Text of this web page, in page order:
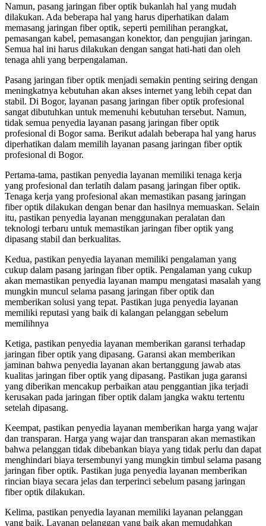
Namun, pasang jaringan fiber optik bukanlah hal yang mudah
dilakukan. Ada beberapa hal yang harus diperhatikan dalam
memasang jaringan fiber optik, seperti pemilihan perangkat,
pemasangan kabel, pemasangan konektor, dan pengujian jaringan.
Semua hal ini harus dilakukan dengan sangat hati-hati dan oleh
tenaga ahli yang berpengalaman.
Pasang jaringan fiber optik menjadi semakin penting seiring dengan
meningkatnya kebutuhan akan akses internet yang lebih cepat dan
stabil. Di Bogor, layanan pasang jaringan fiber optik profesional
sangat dibutuhkan untuk memenuhi kebutuhan tersebut. Namun,
tidak semua penyedia layanan pasang jaringan fiber optik
profesional di Bogor sama. Berikut adalah beberapa hal yang harus
diperhatikan dalam memilih layanan pasang jaringan fiber optik
profesional di Bogor.
Pertama-tama, pastikan penyedia layanan memiliki tenaga kerja
yang profesional dan terlatih dalam pasang jaringan fiber optik.
Tenaga kerja yang profesional akan memastikan pasang jaringan
fiber optik dilakukan dengan benar dan hasilnya memuaskan. Selain
itu, pastikan penyedia layanan menggunakan peralatan dan
teknologi terbaru untuk memastikan jaringan fiber optik yang
dipasang stabil dan berkualitas.
Kedua, pastikan penyedia layanan memiliki pengalaman yang
cukup dalam pasang jaringan fiber optik. Pengalaman yang cukup
akan memastikan penyedia layanan mampu mengatasi masalah yang
mungkin muncul selama pasang jaringan fiber optik dan
memberikan solusi yang tepat. Pastikan juga penyedia layanan
memiliki reputasi yang baik di kalangan pelanggan sebelum
memilihnya
Ketiga, pastikan penyedia layanan memberikan garansi terhadap
jaringan fiber optik yang dipasang. Garansi akan memberikan
jaminan bahwa penyedia layanan akan bertanggung jawab atas
kualitas jaringan fiber optik yang dipasang. Pastikan juga garansi
yang diberikan mencakup perbaikan atau penggantian jika terjadi
kerusakan pada jaringan fiber optik dalam jangka waktu tertentu
setelah dipasang.
Keempat, pastikan penyedia layanan memberikan harga yang wajar
dan transparan. Harga yang wajar dan transparan akan memastikan
bahwa pelanggan tidak dibebankan biaya yang tidak perlu dan dapat
menghindari biaya tersembunyi yang mungkin timbul selama pasang
jaringan fiber optik. Pastikan juga penyedia layanan memberikan
rincian biaya secara jelas dan terperinci sebelum pasang jaringan
fiber optik dilakukan.
Kelima, pastikan penyedia layanan memiliki layanan pelanggan
yang baik. Layanan pelanggan yang baik akan memudahkan